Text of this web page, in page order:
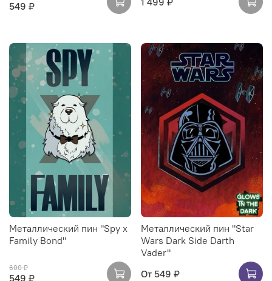
549 ₽
Металлический пин "Spy x
Family Bond"
600 ₽
549 ₽
Металлический пин "Star
Wars Dark Side Darth
Vader"
От 549 ₽